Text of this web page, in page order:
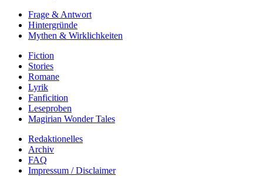
Frage & Antwort
Hintergründe
Mythen & Wirklichkeiten
Fiction
Stories
Romane
Lyrik
Fanficition
Leseproben
Magirian Wonder Tales
Redaktionelles
Archiv
FAQ
Impressum / Disclaimer